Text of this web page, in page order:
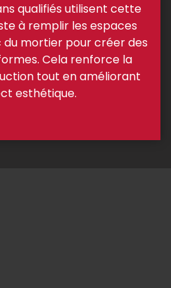
qualifiés utilisent cette
à remplir les espaces
mortier pour créer des
Cela renforce la
tout en améliorant
esthétique.